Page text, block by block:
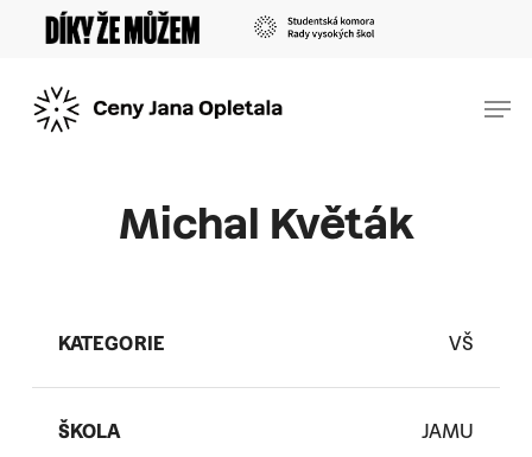
content
Michal Květák
KATEGORIE VŠ
ŠKOLA JAMU